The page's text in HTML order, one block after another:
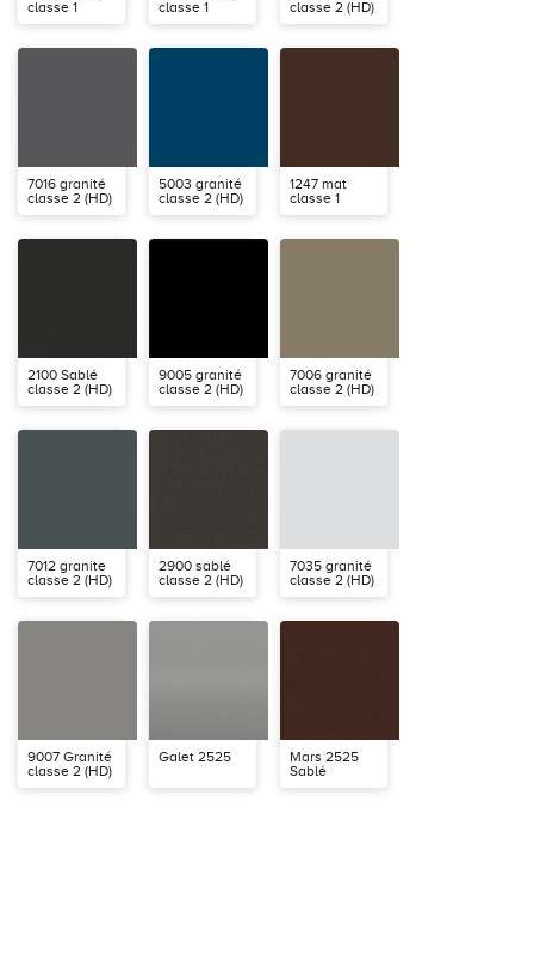
classe 1
classe 1
classe 2 (HD)
7016 granité
classe 2 (HD)
5003 granité
classe 2 (HD)
1247 mat
classe 1
2100 Sablé
classe 2 (HD)
9005 granité
classe 2 (HD)
7006 granité
classe 2 (HD)
7012 granite
classe 2 (HD)
2900 sablé
classe 2 (HD)
7035 granité
classe 2 (HD)
9007 Granité
classe 2 (HD)
Galet 2525
Mars 2525
Sablé